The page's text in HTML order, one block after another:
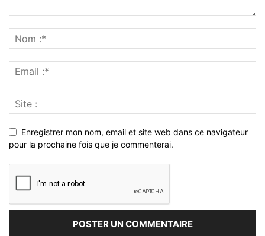
Enregistrer mon nom, email et site web dans ce navigateur
pour la prochaine fois que je commenterai.